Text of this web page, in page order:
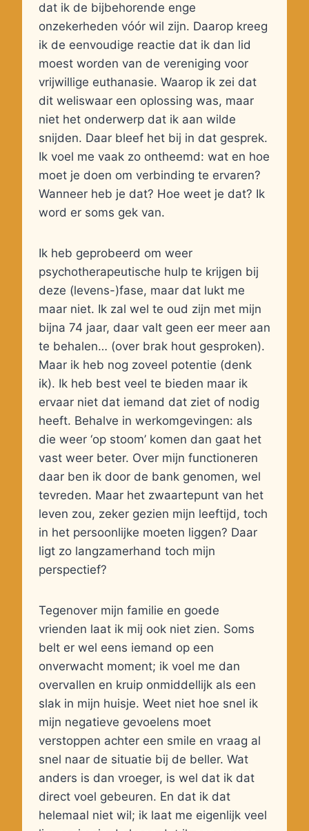
dat ik de bijbehorende enge
onzekerheden vóór wil zijn. Daarop kreeg
ik de eenvoudige reactie dat ik dan lid
moest worden van de vereniging voor
vrijwillige euthanasie. Waarop ik zei dat
dit weliswaar een oplossing was, maar
niet het onderwerp dat ik aan wilde
snijden. Daar bleef het bij in dat gesprek.
Ik voel me vaak zo ontheemd: wat en hoe
moet je doen om verbinding te ervaren?
Wanneer heb je dat? Hoe weet je dat? Ik
word er soms gek van.
Ik heb geprobeerd om weer
psychotherapeutische hulp te krijgen bij
deze (levens-)fase, maar dat lukt me
maar niet. Ik zal wel te oud zijn met mijn
bijna 74 jaar, daar valt geen eer meer aan
te behalen… (over brak hout gesproken).
Maar ik heb nog zoveel potentie (denk
ik). Ik heb best veel te bieden maar ik
ervaar niet dat iemand dat ziet of nodig
heeft. Behalve in werkomgevingen: als
die weer ‘op stoom’ komen dan gaat het
vast weer beter. Over mijn functioneren
daar ben ik door de bank genomen, wel
tevreden. Maar het zwaartepunt van het
leven zou, zeker gezien mijn leeftijd, toch
in het persoonlijke moeten liggen? Daar
ligt zo langzamerhand toch mijn
perspectief?
Tegenover mijn familie en goede
vrienden laat ik mij ook niet zien. Soms
belt er wel eens iemand op een
onverwacht moment; ik voel me dan
overvallen en kruip onmiddellijk als een
slak in mijn huisje. Weet niet hoe snel ik
mijn negatieve gevoelens moet
verstoppen achter een smile en vraag al
snel naar de situatie bij de beller. Wat
anders is dan vroeger, is wel dat ik dat
direct voel gebeuren. En dat ik dat
helemaal niet wil; ik laat me eigenlijk veel